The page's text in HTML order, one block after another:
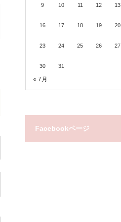
9 10 11 12 13
16 17 18 19 20
23 24 25 26 27
30 31
« 7月
Facebookページ